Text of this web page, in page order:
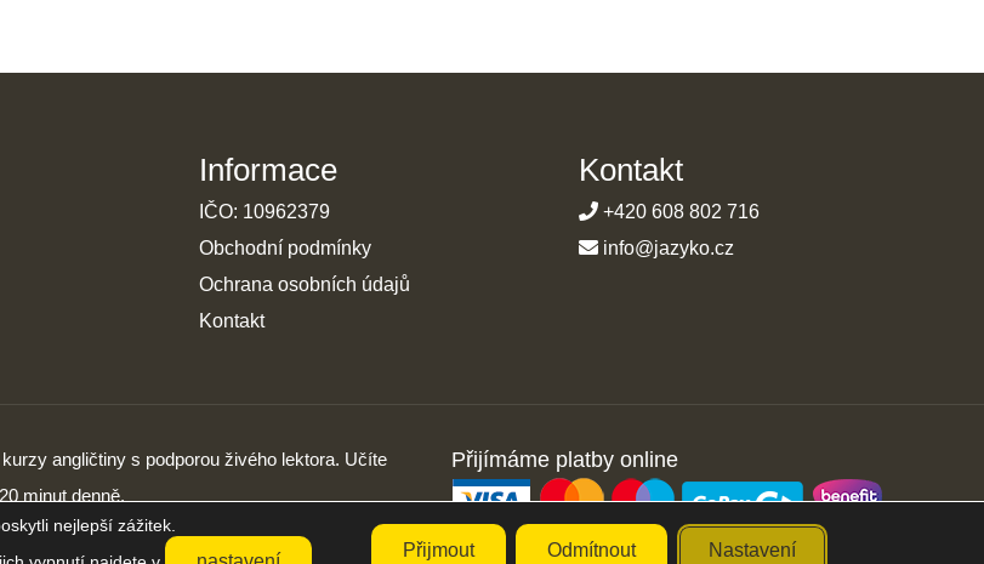
Informace
IČO: 10962379
Obchodní podmínky
Ochrana osobních údajů
Kontakt
Kontakt
+420 608 802 716
info@jazyko.cz
angličtiny s podporou živého lektora. Učíte
minut denně.
Přijímáme platby online
nejlepší zážitek.
Přijmout Odmítnout Nastavení